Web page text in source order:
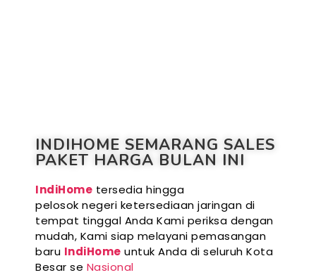
INDIHOME SEMARANG SALES
PAKET HARGA BULAN INI
IndiHome tersedia hingga
pelosok negeri ketersediaan jaringan di
tempat tinggal Anda Kami periksa dengan
mudah, Kami siap melayani pemasangan
baru IndiHome untuk Anda di seluruh Kota
Besar se Nasional